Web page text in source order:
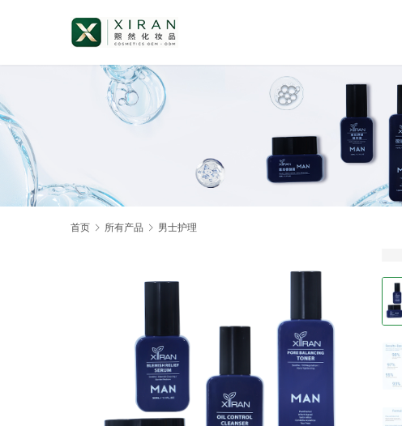
首页 所有产品 男士护理